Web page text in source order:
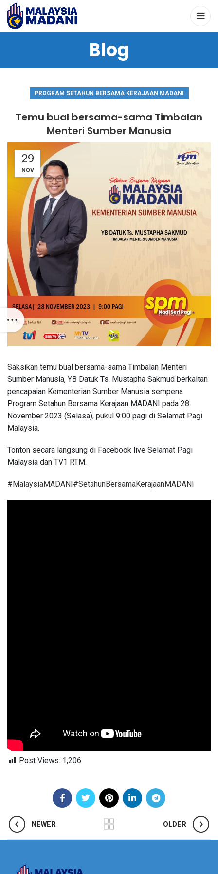
Blog
PROGRAM SETAHUN BERSAMA KERAJAAN MADANI
Temu bual bersama-sama Timbalan
Menteri Sumber Manusia
29
NOV
Saksikan temu bual bersama-sama Timbalan Menteri
Sumber Manusia, YB Datuk Ts. Mustapha Sakmud berkaitan
pencapaian Kementerian Sumber Manusia sempena
Program Setahun Bersama Kerajaan MADANI pada 28
November 2023 (Selasa), pukul 9:00 pagi di Selamat Pagi
Malaysia.
Tonton secara langsung di Facebook live Selamat Pagi
Malaysia dan TV1 RTM.
#MalaysiaMADANI#SetahunBersamaKerajaanMADANI
Post Views: 1,206
NEWER OLDER